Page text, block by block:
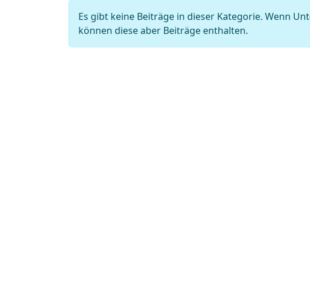
Information
Es gibt keine Beiträge in dieser Kategorie. Wenn
können diese aber Beiträge enthalten.